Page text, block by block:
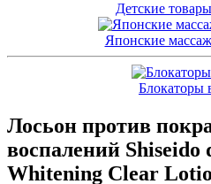
Детские
Японские
Блокаторы
Лосьон против
воспалений Shiseido
Whitening Clear